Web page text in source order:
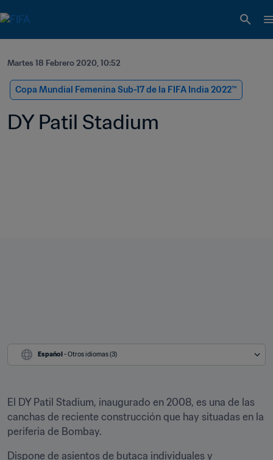
Martes 18 Febrero 2020, 10:52
Copa Mundial Femenina Sub-17 de la FIFA India 2022™
DY Patil Stadium
Español - Otros idiomas (3)
El DY Patil Stadium, inaugurado en 2008, es una de las
canchas de reciente construcción que hay situadas en la
periferia de Bombay.
Dispone de asientos de butaca individuales y